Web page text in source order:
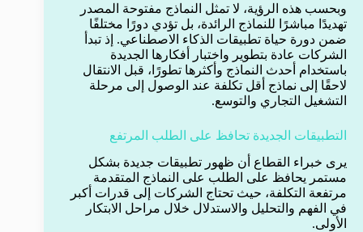
وبحسب هذه الرؤية، لا تمثل النماذج مفتوحة المصدر
تهديدًا مباشرًا للنماذج الرائدة، بل تؤدي دورًا مختلفًا
ضمن دورة حياة تطبيقات الذكاء الاصطناعي. إذ تبدأ
الشركات عادة بتطوير واختبار أفكارها الجديدة
باستخدام أحدث النماذج وأكثرها تطورًا، قبل الانتقال
لاحقًا إلى نماذج أقل تكلفة عند الوصول إلى مرحلة
التشغيل التجاري والتوسع.
التطبيقات الجديدة تحافظ على الطلب المرتفع
يرى خبراء القطاع أن ظهور تطبيقات جديدة بشكل
مستمر يحافظ على الطلب على النماذج المتقدمة
مرتفعة التكلفة، حيث تحتاج الشركات إلى قدرات أكبر
في الفهم والتحليل والاستدلال خلال مراحل الابتكار
الأولى.